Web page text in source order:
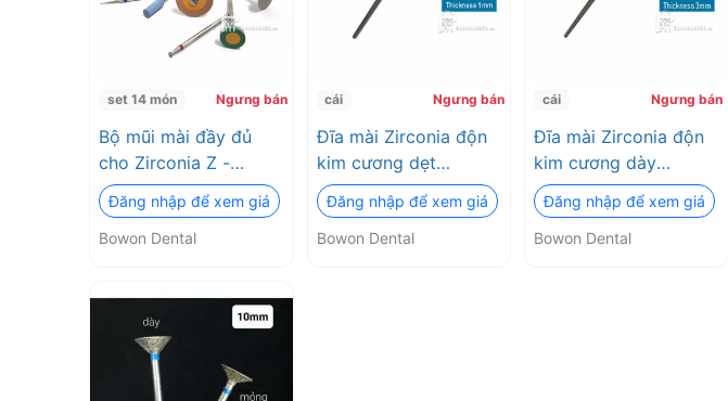
set 14 món Ngưng bán
Bộ mũi mài đầy đủ
cho Zirconia Z -
Master Kit Bowon
Dental
Đăng nhập để xem giá
Bowon Dental
cái Ngưng bán
Đĩa mài Zirconia độn
kim cương dẹt
Diamond Impregnated
Green Stones (DG -
WD2) Bowon Dental
Đăng nhập để xem giá
Bowon Dental
cái Ngưng bán
Đĩa mài Zirconia độn
kim cương dày
Diamond Impregnated
Green Stones (DG -
WD1) Bowon Dental
Đăng nhập để xem giá
Bowon Dental